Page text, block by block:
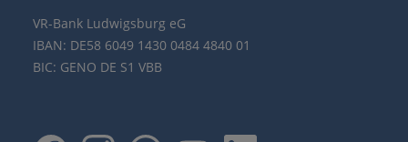
VR-Bank Ludwigsburg eG
IBAN: DE58 6049 1430 0484 4840 01
BIC: GENO DE S1 VBB